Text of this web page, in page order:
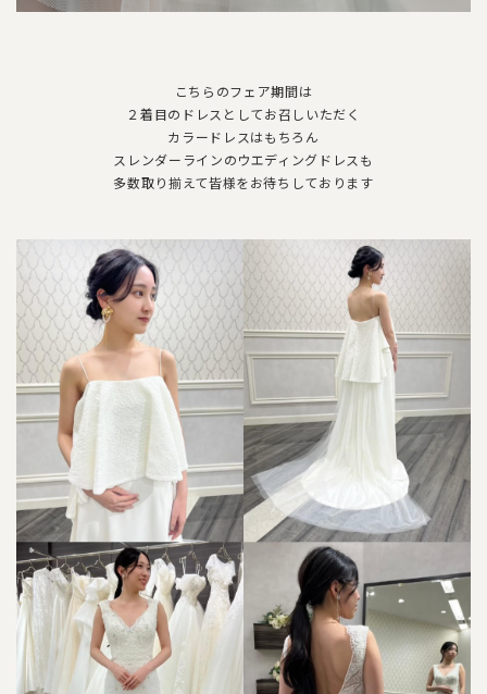
こちらのフェア期間は
２着目のドレスとしてお召しいただく
カラードレスはもちろん
スレンダーラインのウエディングドレスも
多数取り揃えて皆様をお待ちしております